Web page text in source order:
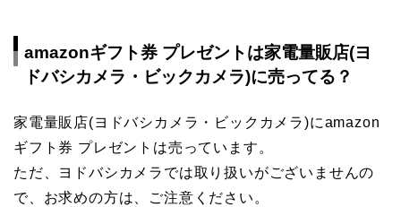
amazonギフト券 プレゼントは家電量販店(ヨ
ドバシカメラ・ビックカメラ)に売ってる？
家電量販店(ヨドバシカメラ・ビックカメラ)にamazon
ギフト券 プレゼントは売っています。
ただ、ヨドバシカメラでは取り扱いがございませんの
で、お求めの方は、ご注意ください。